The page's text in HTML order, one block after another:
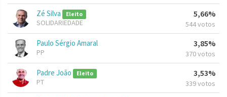
Zé Silva Eleito
SOLIDARIEDADE
5,66%
544 votos
Paulo Sérgio Amaral
PP
3,85%
370 votos
Padre João Eleito
PT
3,53%
339 votos